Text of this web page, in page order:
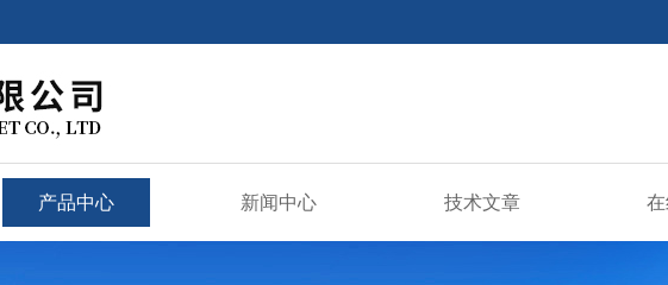
产品中心 新闻中心 技术文章